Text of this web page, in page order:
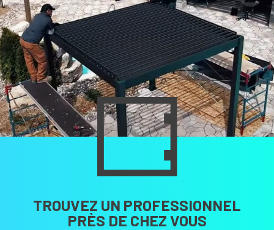
TROUVEZ UN PROFESSIONNEL
PRÈS DE CHEZ VOUS